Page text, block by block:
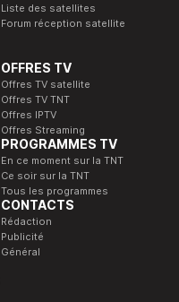
Liste des satellites
Forum réception satellite
OFFRES TV
Offres TV satellite
Offres TV TNT
Offres IPTV
Offres Streaming
PROGRAMMES TV
En ce moment sur la TNT
Ce soir sur la TNT
Tous les programmes
CONTACTS
Rédaction
Publicité
Général